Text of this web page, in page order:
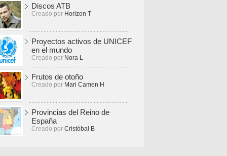
Discos ATB
Creado por Horizon T
Proyectos activos de UNICEF
en el mundo
Creado por Nora L
Frutos de otoño
Creado por Mari Camen H
Provincias del Reino de
España
Creado por Cristóbal B